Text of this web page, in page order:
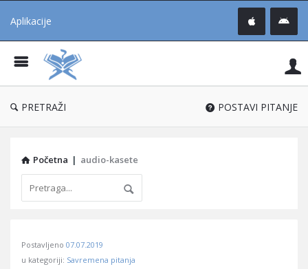
Aplikacije
®
PRETRAŽI POSTAVI PITANJE
Početna | audio-kasete
Učene
Postavljeno 07.07.2019
u kategoriji: Savremena pitanja